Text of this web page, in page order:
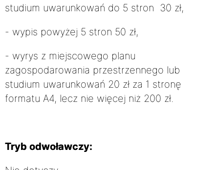
studium uwarunkowań do 5 stron 30 zł,
- wypis powyżej 5 stron 50 zł,
- wyrys z miejscowego planu
zagospodarowania przestrzennego lub
studium uwarunkowań 20 zł za 1 stronę
formatu A4, lecz nie więcej niż 200 zł.
Tryb odwoławczy: